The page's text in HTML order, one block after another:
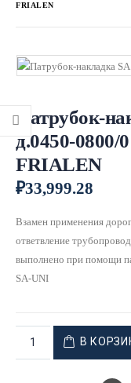
FRIALEN
Патрубок-
д.0450-0800/
FRIALEN
₽33,999.28
Взамен применения
ответвление
выполнено при помощи
SA-UNI
В